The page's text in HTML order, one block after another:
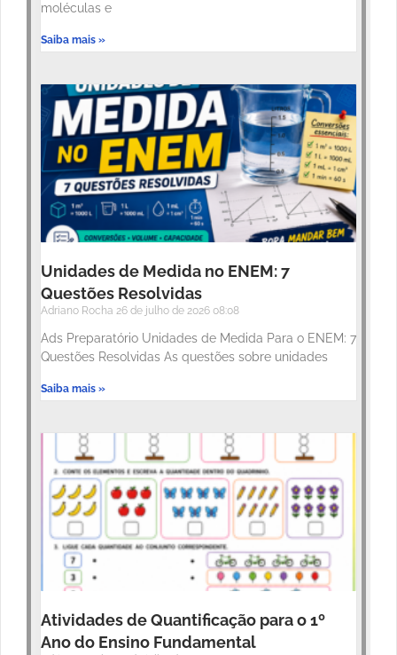
moléculas e
Saiba mais »
Unidades de Medida no ENEM: 7
Questões Resolvidas
Adriano Rocha 26 de julho de 2026 08:08
Ads Preparatório Unidades de Medida Para o ENEM: 7
Questões Resolvidas As questões sobre unidades
Saiba mais »
Atividades de Quantificação para o 1º
Ano do Ensino Fundamental